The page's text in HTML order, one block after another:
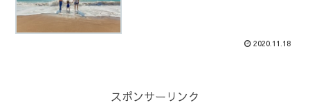
2020.11.18
スポンサーリンク